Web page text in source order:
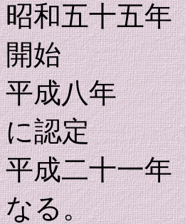
昭和五十五
開始
平成八年
に認定
平成二十一
なる。